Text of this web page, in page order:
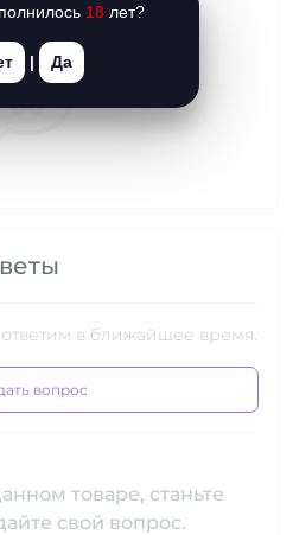
в ближайшее время.
вопрос
товаре, станьте
свой вопрос.
18 лет?
| Да